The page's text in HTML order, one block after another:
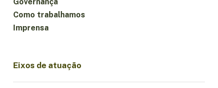
Como trabalhamos
Imprensa
Eixos de atuação